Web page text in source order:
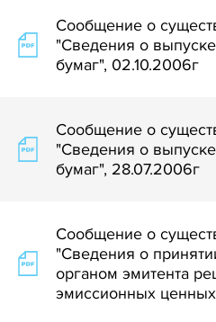
Сообщение о
"Сведения о
бумаг", 02.10.2006г
Сообщение о
"Сведения о
бумаг", 28.07.2006г
Сообщение о
"Сведения о
органом эмитента
эмиссионных